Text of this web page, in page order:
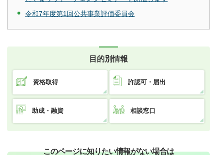
令和7年度第1回公共事業評価委員会
目的別情報
資格取得 許認可・届出
助成・融資 相談窓口
このページに知りたい情報がない場合は